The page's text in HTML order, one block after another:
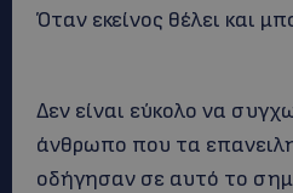
Όταν εκείνος θέλει και
Δεν είναι εύκολο να
άνθρωπο που τα
οδήγησαν σε αυτό το